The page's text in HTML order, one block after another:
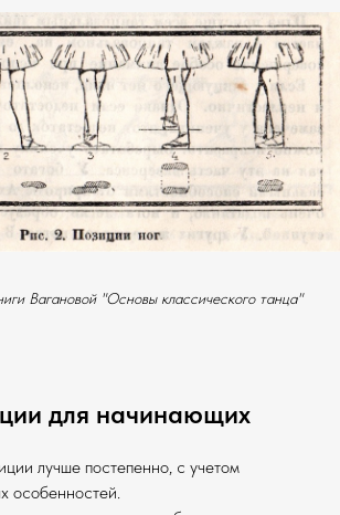
Вагановой "Основы классического танца"
для начинающих
лучше постепенно, с учетом
особенностей.